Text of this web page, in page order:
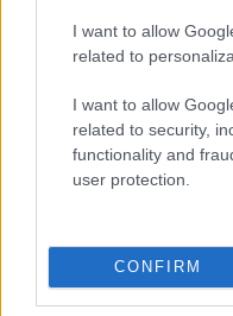
I want to allow
related to
I want to allow
related to security,
functionality and
user protection.
CONFIRM
η Νίκη
και κανένας
Στουςψηφοφόρους
ο Κυριάκος
ο Άδωνις